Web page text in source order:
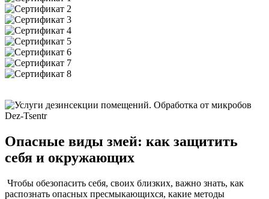
Опасные виды змей: как защитить
себя и окружающих
Чтобы обезопасить себя, своих близких, важно знать, как
распознать опасных пресмыкающихся, какие методы